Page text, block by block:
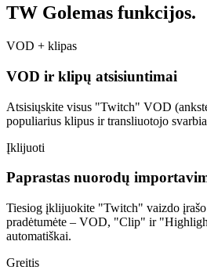
TW Golemas funkcijos.
VOD + klipas
VOD ir klipų atsisiuntimai
Atsisiųskite visus "Twitch" VOD
populiarius klipus ir transliuotojo
Įklijuoti
Paprastas nuorodų
Tiesiog įklijuokite "Twitch" vaizdo
pradėtumėte – VOD, "Clip" ir
automatiškai.
Greitis